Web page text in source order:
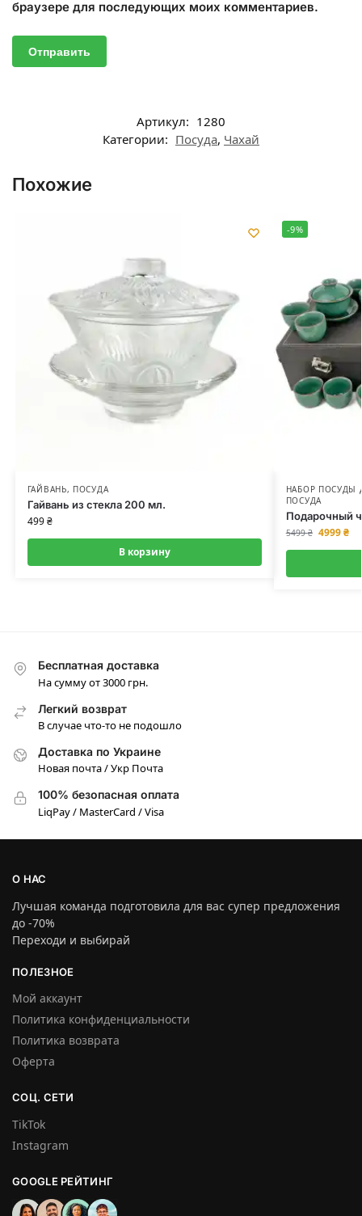
браузере для последующих моих комментариев.
Артикул: 1280
Категории: Посуда, Чахай
Похожие
ГАЙВАНЬ, ПОСУДА
Гайвань из стекла 200 мл.
499₴
В корзину
-9%
НАБОР ПОСУДЫ
ПОСУДА
Подарочный
5499₴ 4999₴
Бесплатная доставка
На сумму от 3000 грн.
Легкий возврат
В случае что-то не подошло
Доставка по Украине
Новая почта / Укр Почта
100% безопасная оплата
LiqPay / MasterCard / Visa
О НАС
Лучшая команда подготовила для вас супер предложения
до -70%
Переходи и выбирай
ПОЛЕЗНОЕ
Мой аккаунт
Политика конфиденциальности
Политика возврата
Оферта
СОЦ. СЕТИ
TikTok
Instagram
GOOGLE РЕЙТИНГ